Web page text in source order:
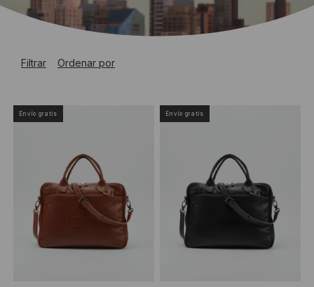
Filtrar Ordenar por
Envío gratis Envío gratis